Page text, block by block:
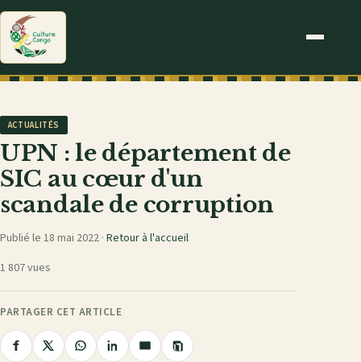
ACTUALITÉS
UPN : le département de
SIC au cœur d'un
scandale de corruption
Publié le 18 mai 2022 · Retour à l'accueil
1 807 vues
PARTAGER CET ARTICLE
PartagerPartagerPartagerPartagerPartager
Copier